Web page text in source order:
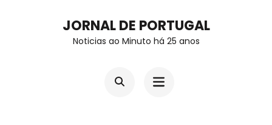
JORNAL DE PORTUGAL
Noticias ao Minuto há 25 anos